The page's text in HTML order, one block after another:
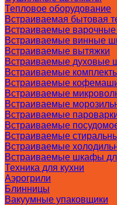
Тепловое оборудование
Встраиваемая бытовая
Встраиваемые варочные
Встраиваемые винные
Встраиваемые вытяжки
Встраиваемые духовые
Встраиваемые
Встраиваемые
Встраиваемые
Встраиваемые
Встраиваемые
Встраиваемые
Встраиваемые
Встраиваемые
Встраиваемые шкафы
Техника для кухни
Аэрогрили
Блинницы
Вакуумные упаковщики